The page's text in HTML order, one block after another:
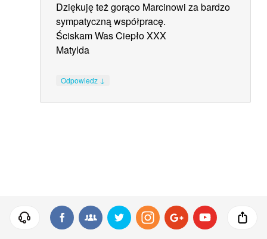
Dziękuję też gorąco Marcinowi za bardzo
sympatyczną współpracę.
Ściskam Was Ciepło XXX
Matylda
Odpowiedz ↓